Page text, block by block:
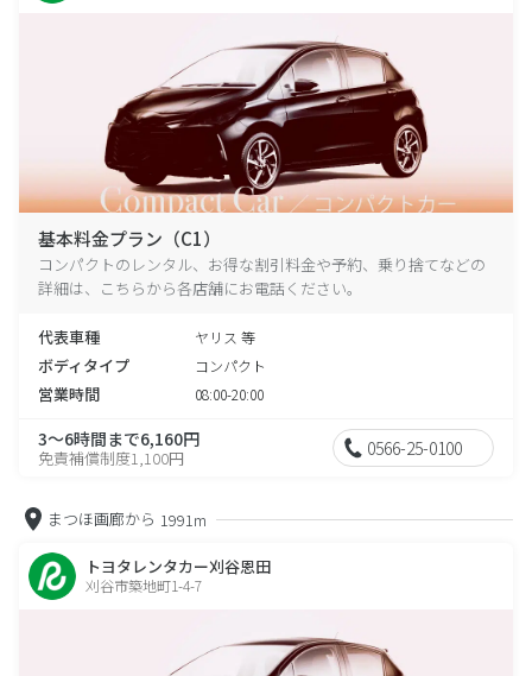
基本料金プラン（C1）
コンパクトのレンタル、お得な割引料金や予約、乗り捨てなどの
詳細は、こちらから各店舗にお電話ください。
代表車種 ヤリス 等
ボディタイプ コンパクト
営業時間 08:00-20:00
3～6時間まで6,160円
免責補償制度1,100円 0566-25-0100
まつほ画廊から 1991m
トヨタレンタカー刈谷恩田
刈谷市築地町1-4-7